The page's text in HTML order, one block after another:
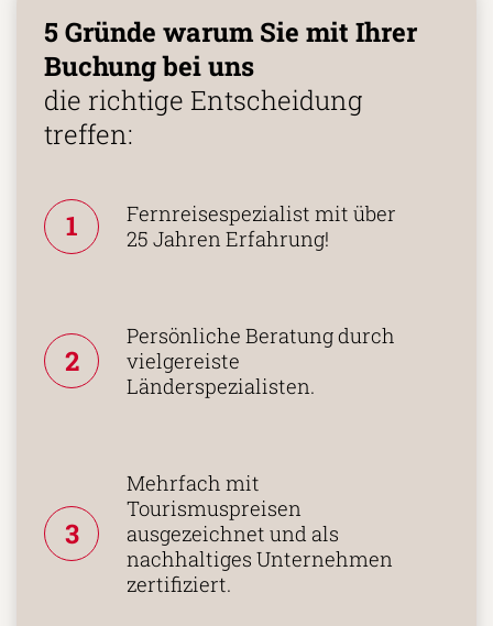
5 Gründe warum Sie mit Ihrer
Buchung bei uns
die richtige Entscheidung
treffen:
1
Fernreisespezialist mit über
25 Jahren Erfahrung!
2
Persönliche Beratung durch
vielgereiste
Länderspezialisten.
3
Mehrfach mit
Tourismuspreisen
ausgezeichnet und als
nachhaltiges Unternehmen
zertifiziert.